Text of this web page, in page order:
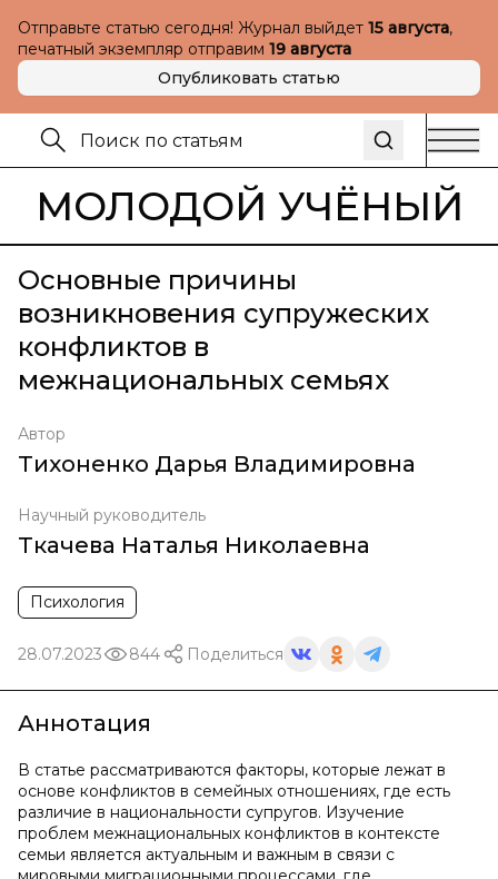
Отправьте статью сегодня! Журнал выйдет 15 августа,
печатный экземпляр отправим 19 августа
Опубликовать статью
МОЛОДОЙ УЧЁНЫЙ
Основные причины
возникновения супружеских
конфликтов в
межнациональных семьях
Автор
Тихоненко Дарья Владимировна
Научный руководитель
Ткачева Наталья Николаевна
Психология
28.07.2023 844 Поделиться
Аннотация
В статье рассматриваются факторы, которые лежат в
основе конфликтов в семейных отношениях, где есть
различие в национальности супругов. Изучение
проблем межнациональных конфликтов в контексте
семьи является актуальным и важным в связи с